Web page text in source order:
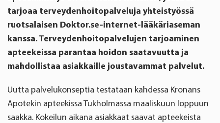
tarjoaa terveydenhoitopalveluja yhteistyössä
ruotsalaisen Doktor.se-internet-lääkäriaseman
kanssa. Terveydenhoitopalvelujen tarjoaminen
apteekeissa parantaa hoidon saatavuutta ja
mahdollistaa asiakkaille joustavammat palvelut.
Uutta palvelukonseptia testataan kahdessa Kronans
Apotekin apteekissa Tukholmassa maaliskuun loppuun
saakka. Kokeilun aikana asiakkaat saavat apteekeista